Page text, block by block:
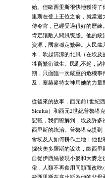
始。但歐西里斯很快地獲得了
里斯在登上王位之前，就當
傳令官，已經受過很好的歷練
肯定讓敵人聞風喪膽。他的統
資源，國家穩定繁榮。人民歲
水，吹起清涼的北風（在埃及
牲畜繁衍滋生。民亂不起，諸
期，只面臨一次嚴重的危機事
及，塞赫麥特女神用她的力量
從後來的故事，西元前1世紀
Siculus）和西元2世紀普魯塔
記載，我們瞭解到，埃及許多
西里斯的統治。普魯塔克提到
會埃及人如何耕作土地；他也
據狄奧多羅斯的說法，歐西里
自從伊西絲發現小麥和大麥
俗，人類不再食用同類而改吃
歐西里斯在底比斯為他的父母